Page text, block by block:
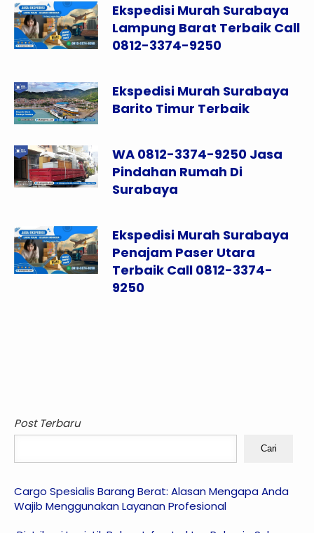
Ekspedisi Murah Surabaya
Lampung Barat Terbaik Call
0812-3374-9250
Ekspedisi Murah Surabaya
Barito Timur Terbaik
WA 0812-3374-9250 Jasa
Pindahan Rumah Di
Surabaya
Ekspedisi Murah Surabaya
Penajam Paser Utara
Terbaik Call 0812-3374-
9250
Post Terbaru
Cari
Cargo Spesialis Barang Berat: Alasan Mengapa Anda
Wajib Menggunakan Layanan Profesional